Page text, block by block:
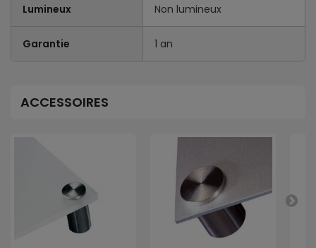
Lumineux Non lumineux
Garantie 1 an
ACCESSOIRES